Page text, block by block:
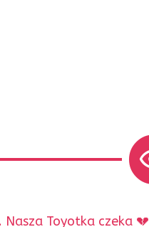
Toyotka czeka 💔